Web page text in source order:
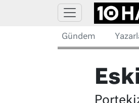
Gündem